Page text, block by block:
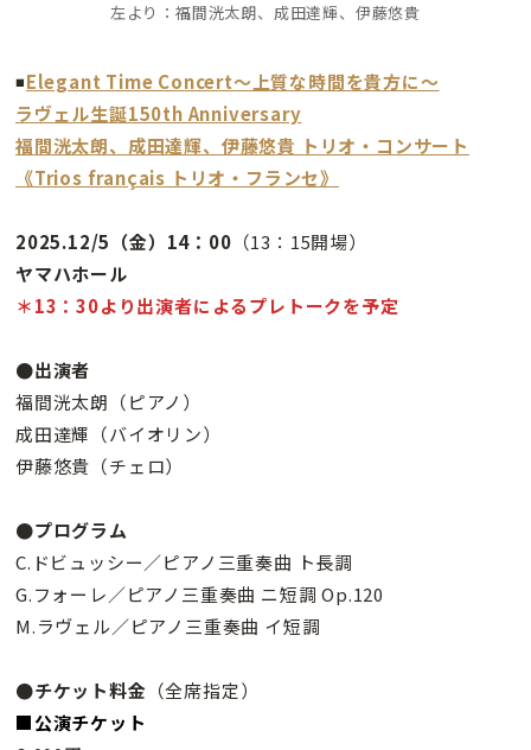
左より：福間洸太朗、成田達輝、伊藤悠貴
◾️Elegant Time Concert～上質な時間を貴方に～
ラヴェル生誕150th Anniversary
福間洸太朗、成田達輝、伊藤悠貴 トリオ・コンサート
《Trios français トリオ・フランセ》
2025.12/5（金）14：00 （13：15開場）
ヤマハホール
＊13：30より出演者によるプレトークを予定
●出演者
福間洸太朗（ピアノ）
成田達輝（バイオリン）
伊藤悠貴（チェロ）
●プログラム
C.ドビュッシー／ピアノ三重奏曲 ト長調
G.フォーレ／ピアノ三重奏曲 ニ短調 Op.120
M.ラヴェル／ピアノ三重奏曲 イ短調
●チケット料金 （全席指定）
■公演チケット